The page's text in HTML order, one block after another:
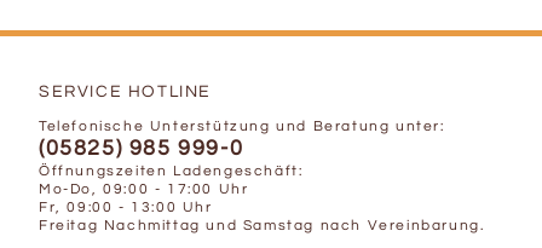
SERVICE HOTLINE
Telefonische Unterstützung und Beratung unter:
(05825) 985 999-0
Öffnungszeiten Ladengeschäft:
Mo-Do, 09:00 - 17:00 Uhr
Fr, 09:00 - 13:00 Uhr
Freitag Nachmittag und Samstag nach Vereinbarung.